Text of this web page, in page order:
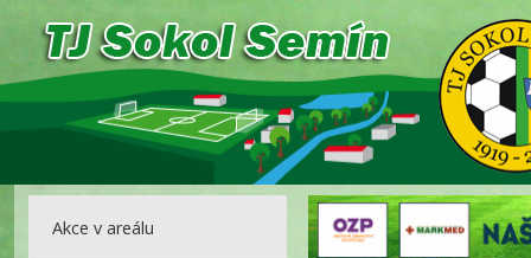
Akce v areálu